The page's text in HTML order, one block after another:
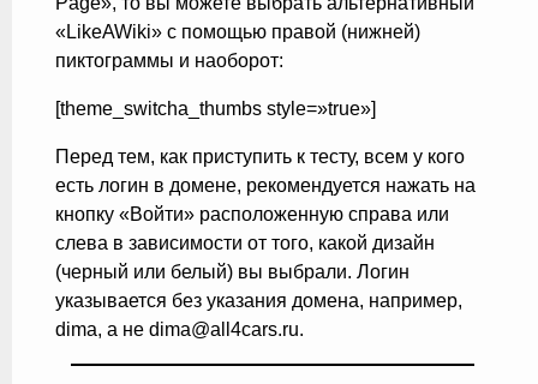
«LikeAWiki» с помощью правой (нижней)
пиктограммы и наоборот:
[theme_switcha_thumbs style=»true»]
Перед тем, как приступить к тесту, всем у кого
есть логин в домене, рекомендуется нажать на
кнопку «Войти» расположенную справа или
слева в зависимости от того, какой дизайн
(черный или белый) вы выбрали. Логин
указывается без указания домена, например,
dima, а не dima@all4cars.ru.